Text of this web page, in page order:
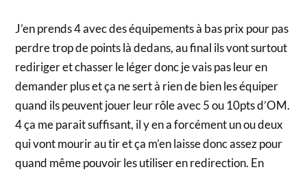
J’en prends 4 avec des équipements à bas prix pour pas
perdre trop de points là dedans, au final ils vont surtout
rediriger et chasser le léger donc je vais pas leur en
demander plus et ça ne sert à rien de bien les équiper
quand ils peuvent jouer leur rôle avec 5 ou 10pts d’OM.
4 ça me parait suffisant, il y en a forcément un ou deux
qui vont mourir au tir et ça m’en laisse donc assez pour
quand même pouvoir les utiliser en redirection. En